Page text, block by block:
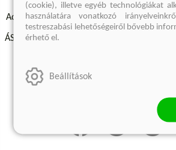
Adatvédelmi szabályzatok Elállási
ÁSZF - Vásárlási feltételek
(cookie), illetve egyéb technológiákat
használatára vonatkozó
testreszabási lehetőségeiről bővebb
érhető el.
Beállítások